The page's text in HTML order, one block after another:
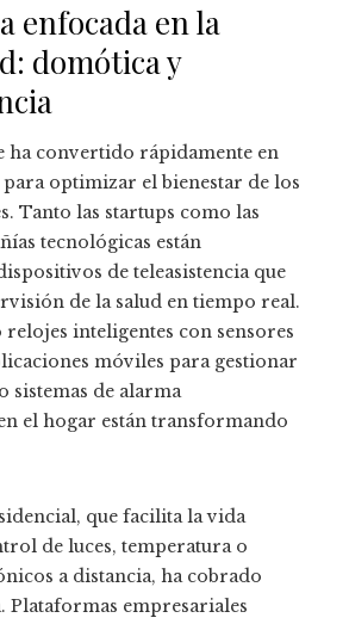
enfocada en la
domótica y
ha convertido rápidamente en
optimizar el bienestar de los
Tanto las startups como las
tecnológicas están
de teleasistencia que
de la salud en tiempo real.
inteligentes con sensores
móviles para gestionar
sistemas de alarma
el hogar están transformando
que facilita la vida
de luces, temperatura o
a distancia, ha cobrado
Plataformas empresariales